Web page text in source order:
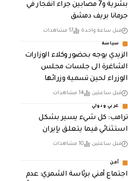
بشرية و7 مصابين جراء انفجار في
جرمانا بريف دمشق
قبل ساعة واحدة 17 مشاهدات
سياسة
الزيدي يوجه بحضور وكلاء الوزارات
الشاغرة الى جلسات مجلس
الوزراء لحين تسمية وزرائها
قبل ساعتين 14 مشاهدات
عربي ودولي
ترامب: كل شيء يسير بشكل
استثنائي فيما يتعلق بإيران
قبل ساعتين 10 مشاهدات
أمن
اجتماع أمني برئاسة الشمري: عدم